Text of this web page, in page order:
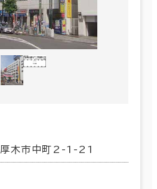
厚木市中町2-1-21